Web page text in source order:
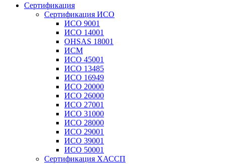
Сертификация
Сертификация ИСО
ИСО 9001
ИСО 14001
OHSAS 18001
ИСМ
ИСО 45001
ИСО 13485
ИСО 16949
ИСО 20000
ИСО 26000
ИСО 27001
ИСО 31000
ИСО 28000
ИСО 29001
ИСО 39001
ИСО 50001
Сертификация ХАССП